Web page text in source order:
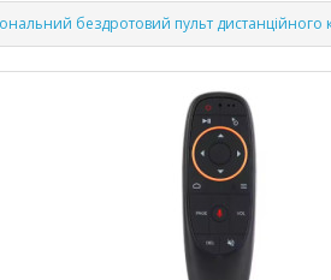
бездротовий пульт